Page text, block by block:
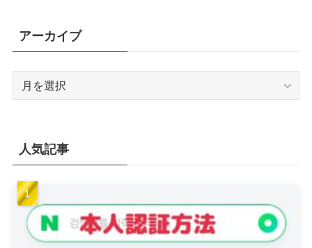
アーカイブ
ブ人気記事